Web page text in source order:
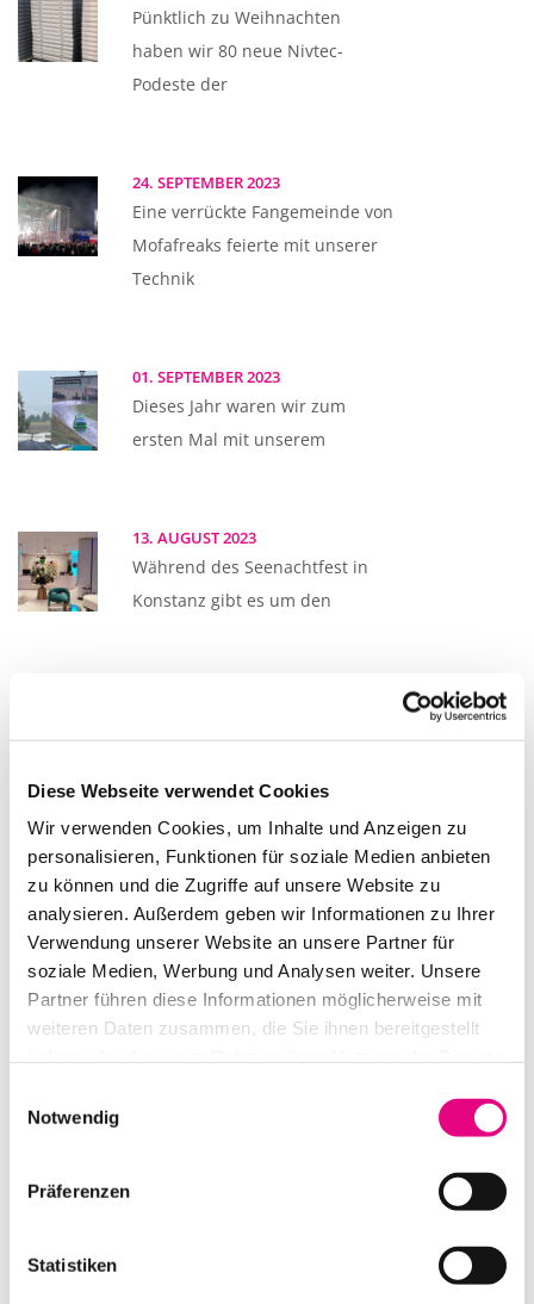
Diese Webseite verwendet Cookies
Wir verwenden Cookies, um Inhalte und Anzeigen zu
personalisieren, Funktionen für soziale Medien anbieten
zu können und die Zugriffe auf unsere Website zu
analysieren. Außerdem geben wir Informationen zu Ihrer
Verwendung unserer Website an unsere Partner für
soziale Medien, Werbung und Analysen weiter. Unsere
Partner führen diese Informationen möglicherweise mit
weiteren Daten zusammen, die Sie ihnen bereitgestellt
Notwendig
Präferenzen
Statistiken
Pünktlich zu Weihnachten
haben wir 80 neue Nivtec-
Podeste der
24. SEPTEMBER 2023
Eine verrückte Fangemeinde von
Mofafreaks feierte mit unserer
Technik
01. SEPTEMBER 2023
Dieses Jahr waren wir zum
ersten Mal mit unserem
13. AUGUST 2023
Während des Seenachtfest in
Konstanz gibt es um den
zwei Schiffe
12. JULI 2023
Die schweizer Ballettschule in
Kreuzlingen zeigt jedes Jahr im